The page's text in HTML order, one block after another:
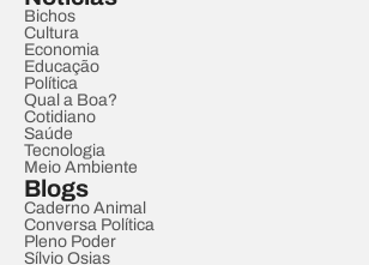
Bichos
Cultura
Economia
Educação
Política
Qual a Boa?
Cotidiano
Saúde
Tecnologia
Meio Ambiente
Blogs
Caderno Animal
Conversa Política
Pleno Poder
Sílvio Osias